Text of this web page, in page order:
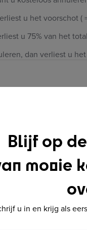
u het voorschot (
u 75% van het
dan verliest u
Blijf op
mooie
u in en krijg als